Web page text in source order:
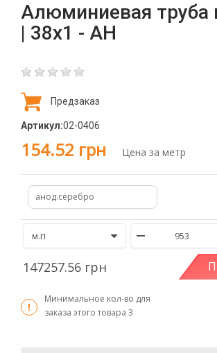
Алюминиевая труба
| 38х1 - АН
Предзаказ
Артикул:02-0406
154.52 грн Цена за метр
анод.серебро
147257.56 грн
Минимальное кол-во для
заказа этого товара 3